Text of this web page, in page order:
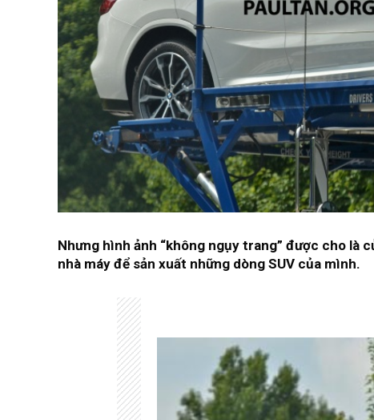
Nhưng hình ảnh “không ngụy trang” được cho là
nhà máy để sản xuất những dòng SUV của mình.